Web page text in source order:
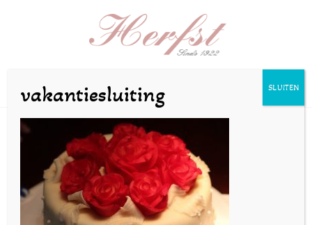
door bakkerijherfst |jun 17, 2020
vakantiesluiting SLUITEN